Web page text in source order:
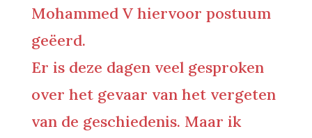
Mohammed V hiervoor postuum
geëerd.
Er is deze dagen veel gesproken
over het gevaar van het vergeten
van de geschiedenis. Maar ik